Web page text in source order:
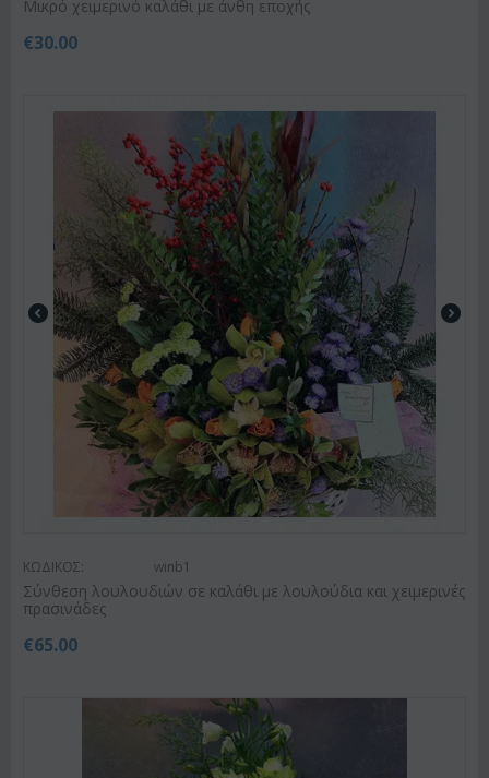
Μικρό χειμερινό καλάθι με άνθη εποχής
€30.00
ΚΩΔΙΚΟΣ: winb1
Σύνθεση λουλουδιών σε καλάθι με λουλούδια και χειμερινές
πρασινάδες
€65.00